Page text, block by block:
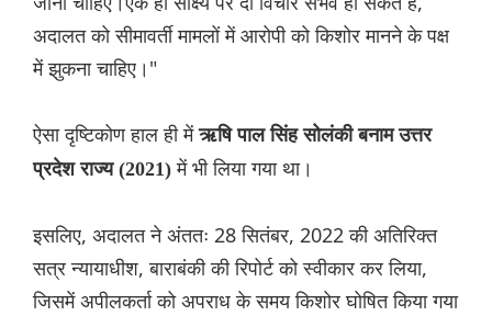
अदालत को सीमावर्ती मामलों में आरोपी को किशोर मानने के पक्ष
में झुकना चाहिए।"
ऐसा दृष्टिकोण हाल ही मेंऋषि पाल सिंह सोलंकी बनाम उत्तर
प्रदेश राज्य (2021)में भी लिया गया था।
इसलिए, अदालत ने अंततः 28 सितंबर, 2022 की अतिरिक्त
सत्र न्यायाधीश, बाराबंकी की रिपोर्ट को स्वीकार कर लिया,
जिसमें अपीलकर्ता को अपराध के समय किशोर घोषित किया गया